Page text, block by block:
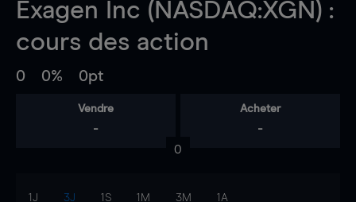
Exagen Inc (NASDAQ:XGN) :
cours des action
0 0% 0pt
Vendre
-
Acheter
-
0
1J 3J 1S 1M 3M 1A